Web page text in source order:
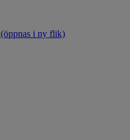
(öppnas i ny flik)